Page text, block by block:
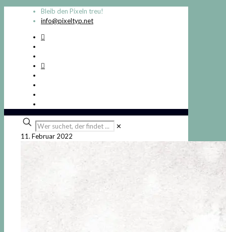
Bleib den Pixeln treu!
info@pixeltyp.net
Wer
suchet,
der
✕
11. Februar 2022